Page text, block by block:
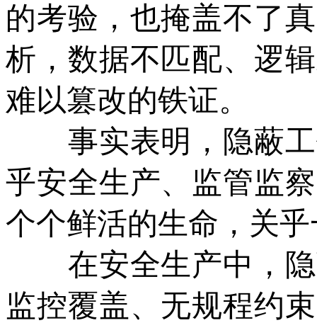
的考验，也掩盖不了
析，数据不匹配、逻
难以篡改的铁证。
事实表明，隐蔽工
乎安全生产、监管监
个个鲜活的生命，关
在安全生产中，隐
监控覆盖、无规程约